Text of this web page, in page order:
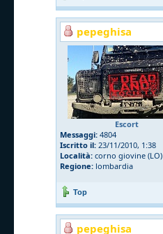
pepeghisa
Escort
Messaggi: 4804
Iscritto il: 23/11/2010, 1:38
Località: corno giovine (LO)
Regione: lombardia
Top
pepeghisa